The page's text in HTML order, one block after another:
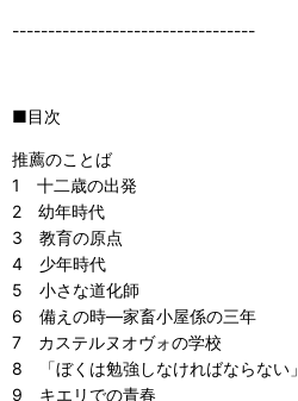
----------------------------------
■目次
推薦のことば
1 十二歳の出発
2 幼年時代
3 教育の原点
4 少年時代
5 小さな道化師
6 備えの時―家畜小屋係の三年
7 カステルヌオヴォの学校
8 「ぼくは勉強しなければならない」
9 キエリでの青春